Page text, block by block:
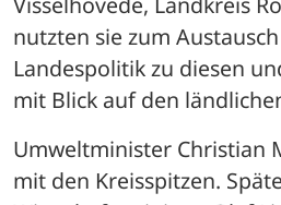
nutzten sie zum
Landespolitik zu diesen
mit Blick auf den
Umweltminister Christian
mit den Kreisspitzen.